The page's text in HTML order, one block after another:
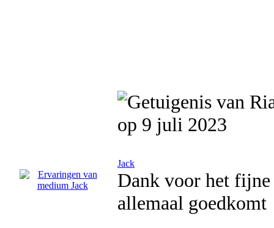
op 9 juli 2023
Jack
Dank voor het
allemaal goedkomt